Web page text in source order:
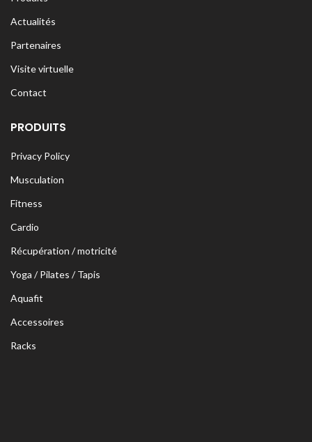
Actualités
Partenaires
Visite virtuelle
Contact
PRODUITS
Privacy Policy
Musculation
Fitness
Cardio
Récupération / motricité
Yoga / Pilates / Tapis
Aquafit
Accessoires
Racks